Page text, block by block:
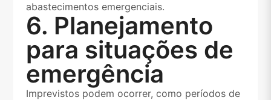
abastecimentos emergenciais.
6. Planejamento
para situações de
emergência
Imprevistos podem ocorrer, como períodos de